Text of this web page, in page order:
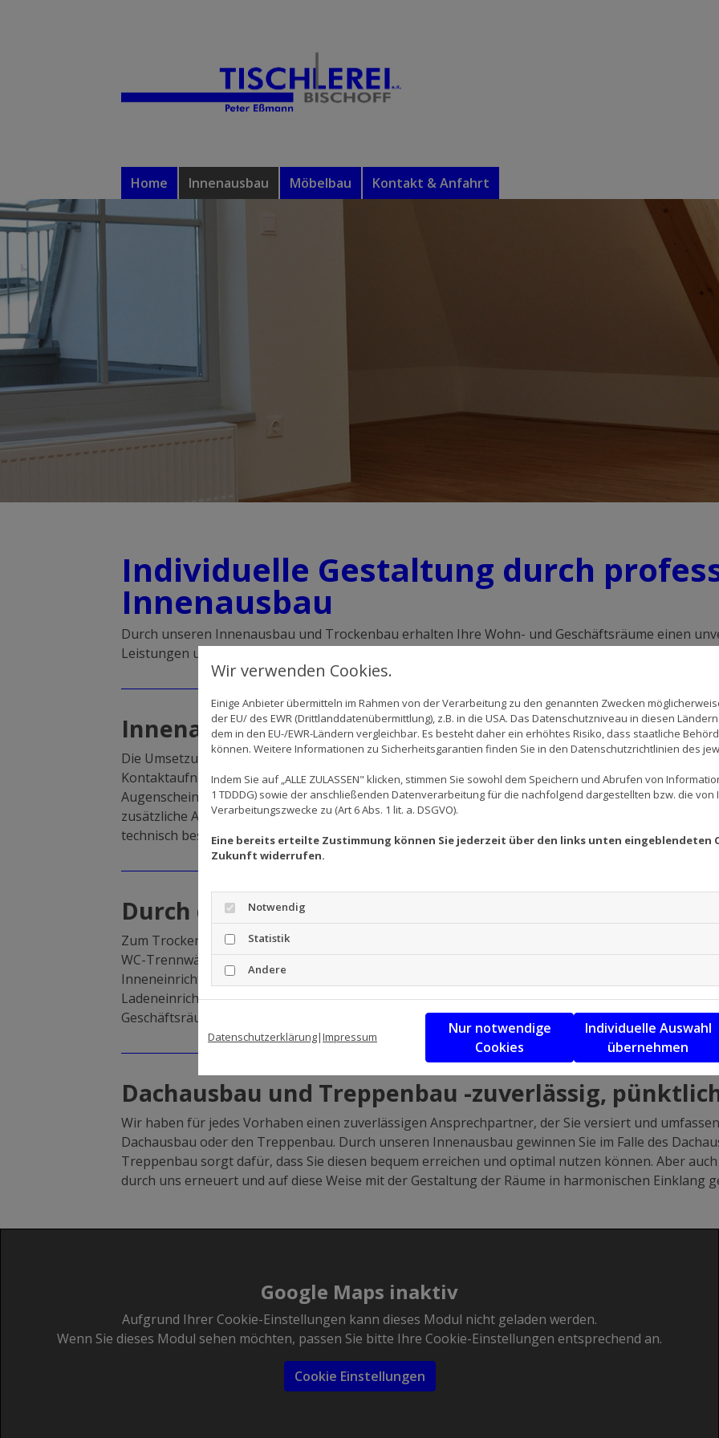
Home Innenausbau Möbelbau Kontakt & Anfahrt
Individuelle Gestaltung durch
Innenausbau
Durch unseren Innenausbau und Trockenbau erhalten Ihre Wohn- und Geschäftsräume einen
Leistungen umfassen auch den Treppenbau.
Innenausbau vom Profi - wir bauen für Sie!
Die Umsetzung Ihrer Wünsche hat für uns oberste Priorität. Dazu gehört selbstverständlich eine
Kontaktaufnahme, die in der Regel per Mail oder telefonisch erfolgt, treffen wir uns zu einem
Augenschein zu nehmen und die technischen Möglichkeiten zu überprüfen. Sie teilen uns Ihre
zusätzliche Anregungen. Anschließend erstellen wir ein individuelles Angebot, das Ihre
technisch besten Lösung vereint.
Durch den Trockenbau Wohn(t)räume gestalten
Zum Trockenbau gehören unter anderem abgehängte Decken, Wandverkleidungen oder
WC-Trennwände fallen unter diesen Begriff, ebenso wie Verkleidungen und Einbauten. Durch
Inneneinrichtungen individuell gestaltet werden, Sie bringen Ihre eigenen kreativen Ideen mit ein.
Ladeneinrichtungen, Praxiseinrichtungen oder Büroeinrichtungen handelt - durch unseren
Geschäftsräume zu unverwechselbaren Unikaten.
Dachausbau und Treppenbau -zuverlässig,
Wir haben für jedes Vorhaben einen zuverlässigen Ansprechpartner, der Sie versiert und
Dachausbau oder den Treppenbau. Durch unseren Innenausbau gewinnen Sie im Falle des
Treppenbau sorgt dafür, dass Sie diesen bequem erreichen und optimal nutzen können. Aber
durch uns erneuert und auf diese Weise mit der Gestaltung der Räume in harmonischen Einklang
Google Maps inaktiv
Aufgrund Ihrer Cookie-Einstellungen kann dieses Modul nicht geladen werden.
Wenn Sie dieses Modul sehen möchten, passen Sie bitte Ihre Cookie-Einstellungen entsprechend an.
Cookie Einstellungen
Wir verwenden Cookies.
Einige Anbieter übermitteln im Rahmen von der Verarbeitung zu den genannten Zwecken
der EU/ des EWR (Drittlanddatenübermittlung), z.B. in die USA. Das Datenschutzniveau in diesen
dem in den EU-/EWR-Ländern vergleichbar. Es besteht daher ein erhöhtes Risiko, dass staatliche
können. Weitere Informationen zu Sicherheitsgarantien finden Sie in den Datenschutzrichtlinien des
Indem Sie auf „ALLE ZULASSEN" klicken, stimmen Sie sowohl dem Speichern und Abrufen von
1 TDDDG) sowie der anschließenden Datenverarbeitung für die nachfolgend dargestellten bzw. die
Verarbeitungszwecke zu (Art 6 Abs. 1 lit. a. DSGVO).
Eine bereits erteilte Zustimmung können Sie jederzeit über den links unten eingeblendeten
Zukunft widerrufen.
Notwendig
Statistik
Andere
Datenschutzerklärung|Impressum
Nur notwendige
Cookies
Individuelle Auswahl
übernehmen